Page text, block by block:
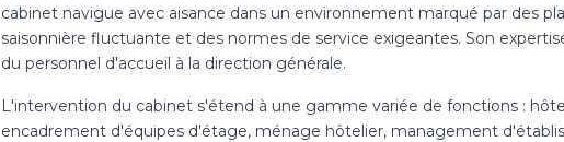
cabinet navigue avec aisance dans un environnement marqué par des
saisonnière fluctuante et des normes de service exigeantes. Son
du personnel d'accueil à la direction générale.
L'intervention du cabinet s'étend à une gamme variée de fonctions :
encadrement d'équipes d'étage, ménage hôtelier, management